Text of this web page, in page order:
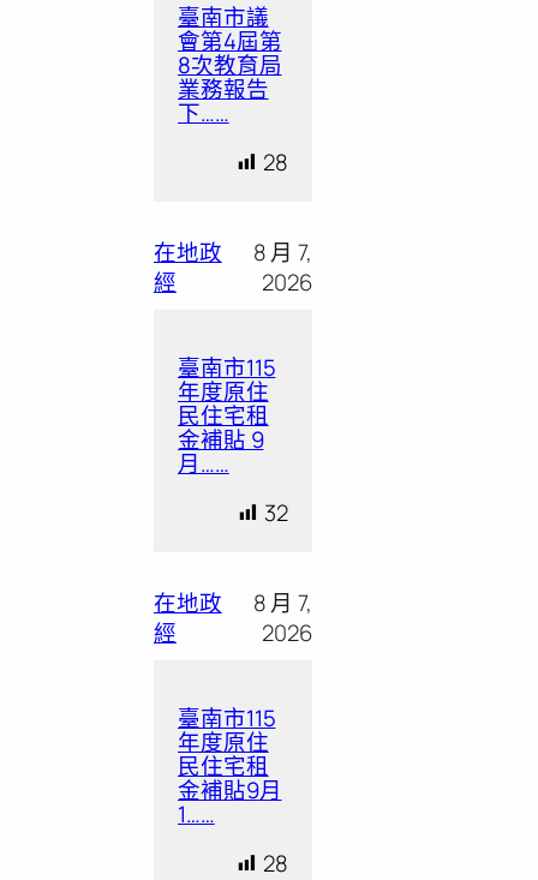
臺南市議
會第4屆第
8次教育局
業務報告
下……
28
在地政
經
8 月 7,
2026
臺南市115
年度原住
民住宅租
金補貼 9
月……
32
在地政
經
8 月 7,
2026
臺南市115
年度原住
民住宅租
金補貼9月
1……
28